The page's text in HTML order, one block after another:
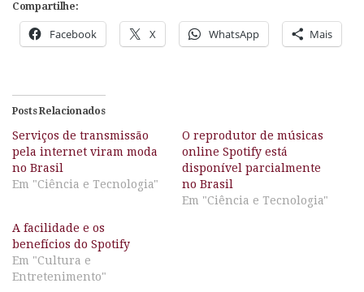
Compartilhe:
Facebook X WhatsApp Mais
Posts Relacionados
Serviços de transmissão
pela internet viram moda
no Brasil
Em "Ciência e Tecnologia"
O reprodutor de músicas
online Spotify está
disponível parcialmente
no Brasil
Em "Ciência e Tecnologia"
A facilidade e os
benefícios do Spotify
Em "Cultura e
Entretenimento"